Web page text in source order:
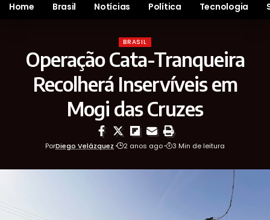
Home Brasil Notícias Política Tecnologia
BRASIL
Operação Cata-Tranqueira
Recolherá Inservíveis em
Mogi das Cruzes
PorDiego Velázquez 2 anos ago 3 Min de leitura